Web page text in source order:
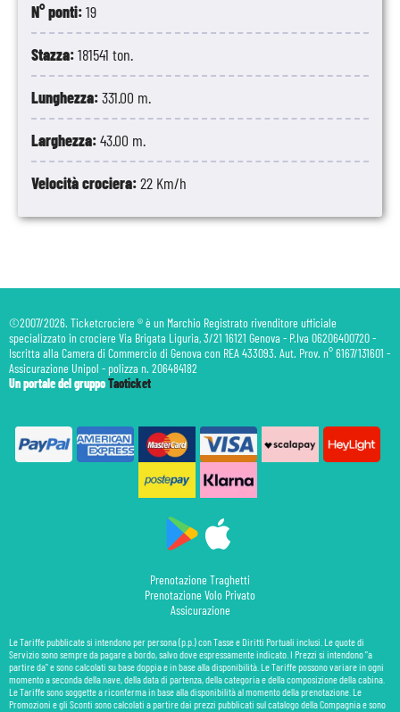
N° ponti:19
Stazza:181541 ton.
Lunghezza:331.00 m.
Larghezza:43.00 m.
Velocità crociera:22 Km/h
©2007/2026. Ticketcrociere ® è un Marchio Registrato rivenditore ufficiale
specializzato in crociere Via Brigata Liguria, 3/21 16121 Genova - P.Iva 06206400720 -
Iscritta alla Camera di Commercio di Genova con REA 433093. Aut. Prov. n° 6167/131601 -
Assicurazione Unipol - polizza n. 206484182
Un portale del gruppoTaoticket
Prenotazione Traghetti
Prenotazione Volo Privato
Assicurazione
Le Tariffe pubblicate si intendono per persona (p.p.) con Tasse e Diritti Portuali inclusi. Le quote di
Servizio sono sempre da pagare a bordo, salvo dove espressamente indicato. I Prezzi si intendono "a
partire da" e sono calcolati su base doppia e in base alla disponibilità. Le Tariffe possono variare in ogni
momento a seconda della nave, della data di partenza, della categoria e della composizione della cabina.
Le Tariffe sono soggette a riconferma in base alla disponibilità al momento della prenotazione. Le
Promozioni e gli Sconti sono calcolati a partire dai prezzi pubblicati sul catalogo della Compagnia e sono